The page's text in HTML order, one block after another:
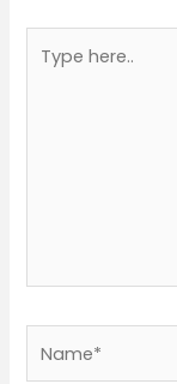
here..